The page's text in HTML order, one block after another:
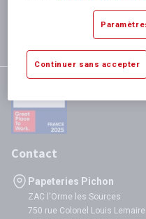
si validation avant
satisfaction totale
Contact
Papeteries Pichon
ZAC l'Orme les Sources
750 rue Colonel Louis Lemaire
Continuer sans accepter